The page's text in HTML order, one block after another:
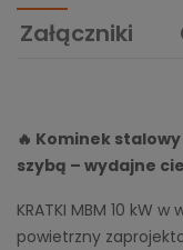
Załączniki
🔥 Kominek stalowy
szybą – wydajne
KRATKI MBM 10 kW
powietrzny